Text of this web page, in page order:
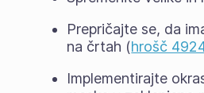
Prepričajte se, da
na črtah (hrošč
Implementirajte